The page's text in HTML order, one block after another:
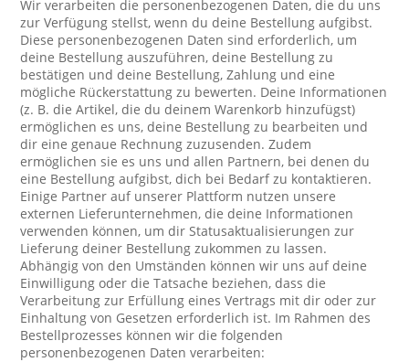
Wir verarbeiten die personenbezogenen Daten, die du uns
zur Verfügung stellst, wenn du deine Bestellung aufgibst.
Diese personenbezogenen Daten sind erforderlich, um
deine Bestellung auszuführen, deine Bestellung zu
bestätigen und deine Bestellung, Zahlung und eine
mögliche Rückerstattung zu bewerten. Deine Informationen
(z. B. die Artikel, die du deinem Warenkorb hinzufügst)
ermöglichen es uns, deine Bestellung zu bearbeiten und
dir eine genaue Rechnung zuzusenden. Zudem
ermöglichen sie es uns und allen Partnern, bei denen du
eine Bestellung aufgibst, dich bei Bedarf zu kontaktieren.
Einige Partner auf unserer Plattform nutzen unsere
externen Lieferunternehmen, die deine Informationen
verwenden können, um dir Statusaktualisierungen zur
Lieferung deiner Bestellung zukommen zu lassen.
Abhängig von den Umständen können wir uns auf deine
Einwilligung oder die Tatsache beziehen, dass die
Verarbeitung zur Erfüllung eines Vertrags mit dir oder zur
Einhaltung von Gesetzen erforderlich ist. Im Rahmen des
Bestellprozesses können wir die folgenden
personenbezogenen Daten verarbeiten: